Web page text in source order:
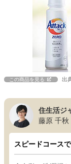
この商品を見る 出
住生活ジ
藤原 千秋
スピードコース